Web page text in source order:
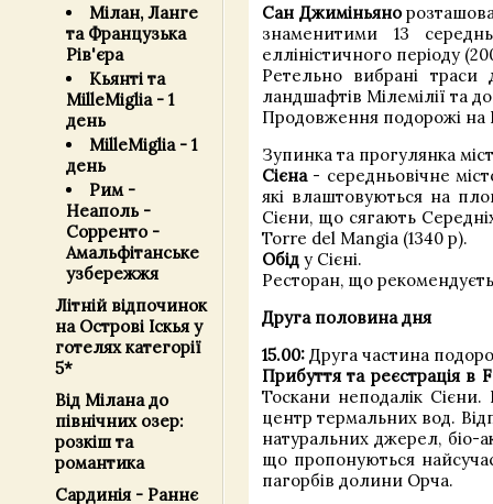
Мілан, Ланге
та Французька
Рів'єра
Кьянті та
MilleMiglia - 1
день
MilleMiglia - 1
день
Рим -
Неаполь -
Сорренто -
Амальфітанське
узбережжя
Літній відпочинок
на Острові Іскья у
готелях категорії
5*
Від Мілана до
північних озер:
розкіш та
романтика
Сардинія - Раннє
Сан Джиміньяно
знаменитими 13
елліністичного періоду
Ретельно вибрані
ландшафтів Мілемілії та
Продовження подорожі на
Зупинка та прогулянка
Сієна- середньовічне
які влаштовуються на
Сієни, що сягають
Torre del Mangia (1340 р).
Обід у Сієні.
Ресторан, що
Друга половина дня
15.00: Друга частина
Прибуття та реєстрація в
Тоскани неподалік Сієни.
центр термальних вод.
натуральних джерел, біо-
що пропонуються
пагорбів долини Орча.